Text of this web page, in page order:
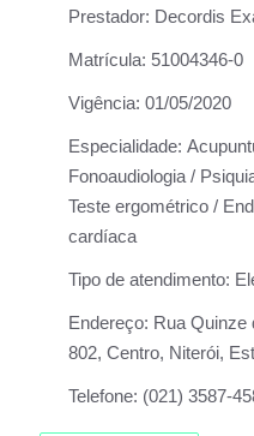
Prestador: Decordis
Matrícula: 51004346-0
Vigência: 01/05/2020
Especialidade:
Fonoaudiologia /
Teste ergométrico /
cardíaca
Tipo de atendimento:
Endereço: Rua Quinze
802, Centro, Niterói,
Telefone: (021) 3587-